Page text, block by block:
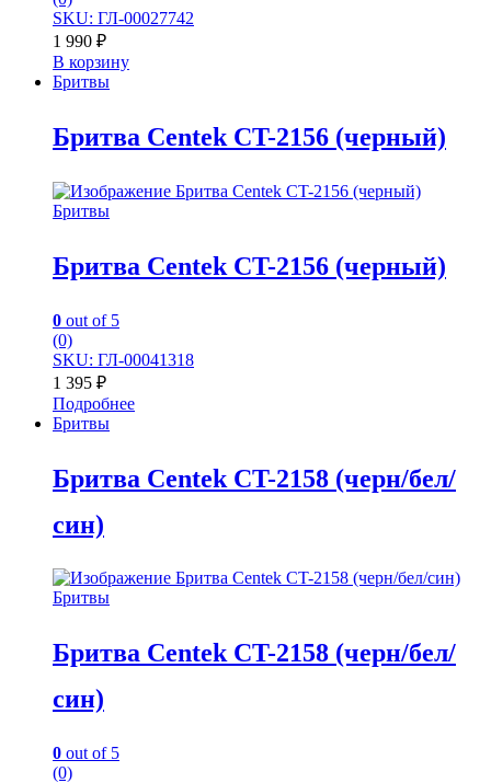
SKU: ГЛ-00027742
1 990 ₽
В корзину
Бритвы
Бритва Centek CT-2156 (черный)
Бритвы
Бритва Centek CT-2156 (черный)
0 out of 5
(0)
SKU: ГЛ-00041318
1 395 ₽
Подробнее
Бритвы
Бритва Centek CT-2158 (черн/бел/
син)
Бритвы
Бритва Centek CT-2158 (черн/бел/
син)
0 out of 5
(0)